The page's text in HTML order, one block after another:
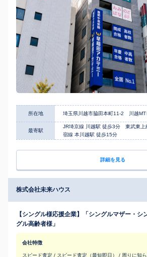
所在地 埼玉県川越市脇田本町11-2 川越MT
最寄駅
JR埼京線 川越駅 徒歩3分 東武東
宿線 本川越駅 徒歩15分
詳細を見る
株式会社未来ハウス
【シングル様応援企業】「シングルマザー・シ
グル高齢者様」
会社特徴
スピード査定 / スピード査定（最短即日） / 周りに知